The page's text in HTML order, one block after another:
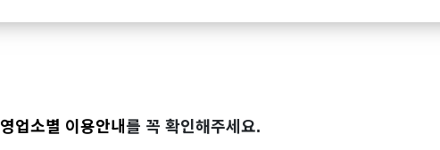
영업소별 이용안내 를 꼭 확인해주세요.